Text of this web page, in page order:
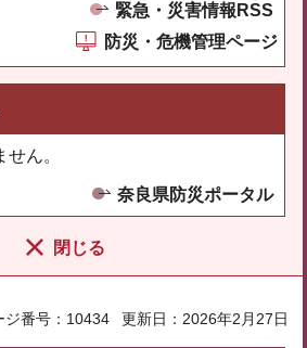
緊急・災害情報RSS
防災・危機管理ページ
ん。
奈良県防災ポータル
閉じる
ジ番号：10434 更新日：2026年2月27日